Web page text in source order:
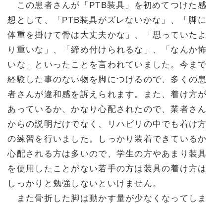
この患者さんが「PTB装具」を初めてつけた感
想として、「PTB装具がズレないかな」、「脚に
体重を掛けて骨は大丈夫かな」、「思っていたよ
り重いな」、「締め付けられるな」、「なんか怖
いな」といったことを言われていました。今まで
経験した事のない物を脚につけるので、多くの患
者さんが違和感を訴えられます。また、着け方が
あっているか、かなり心配されたので、業者さん
からの説明だけでなく、リハビリの中でも着け方
の練習を行いました。しっかり装着できているか
心配される方は多いので、学生の方やあまり装具
を使用したことがない若手の方は装具の着け方は
しっかりと勉強しないといけません。
また骨折した脚は動かす量が少なくなってしま